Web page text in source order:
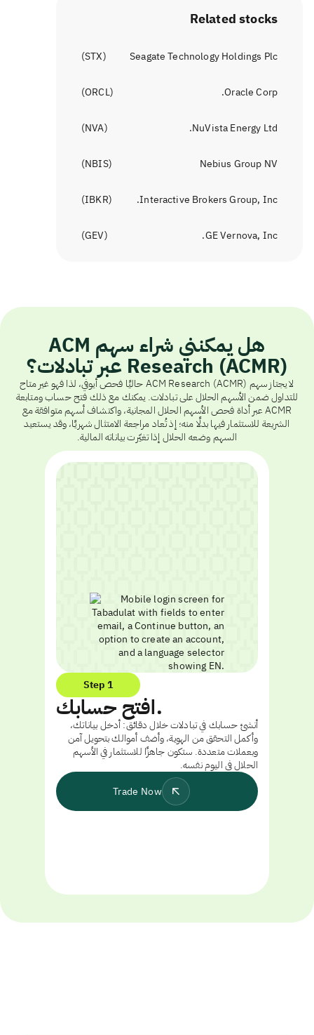
Related stocks
Seagate Technology Holdings Plc
(
STX
)
Oracle Corp.
(
ORCL
)
NuVista Energy Ltd.
(
NVA
)
Nebius Group NV
(
NBIS
)
Interactive Brokers Group, Inc.
(
IBKR
)
GE Vernova, Inc.
(
GEV
)
هل يمكنني شراء سهم ACM
Research (ACMR) عبر تبادلات؟
لا يجتاز سهم ACM Research (ACMR) حاليًا فحص أيوفي، لذا فهو غير متاح
للتداول ضمن الأسهم الحلال على تبادلات. يمكنك مع ذلك فتح حساب ومتابعة
ACMR عبر أداة فحص الأسهم الحلال المجانية، واكتشاف أسهم متوافقة مع
الشريعة للاستثمار فيها بدلًا منه؛ إذ تُعاد مراجعة الامتثال شهريًا، وقد يستعيد
السهم وضعه الحلال إذا تغيّرت بياناته المالية.
Step 1
افتح حسابك.
أنشئ حسابك في تبادلات خلال دقائق: أدخل بياناتك،
وأكمل التحقق من الهوية، وأضف أموالك بتحويل آمن
وبعملات متعددة. ستكون جاهزًا للاستثمار في الأسهم
الحلال في اليوم نفسه.
Trade Now